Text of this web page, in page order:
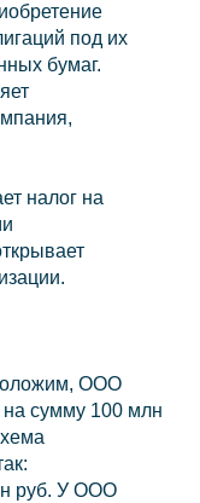
под их
бумаг.
налог на
ООО
на сумму 100 млн
руб. У ООО